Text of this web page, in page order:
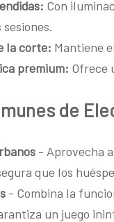
Con
la corte: Mantiene
premium: Ofrece
de
- Aprovecha
que los
- Combina la
un juego